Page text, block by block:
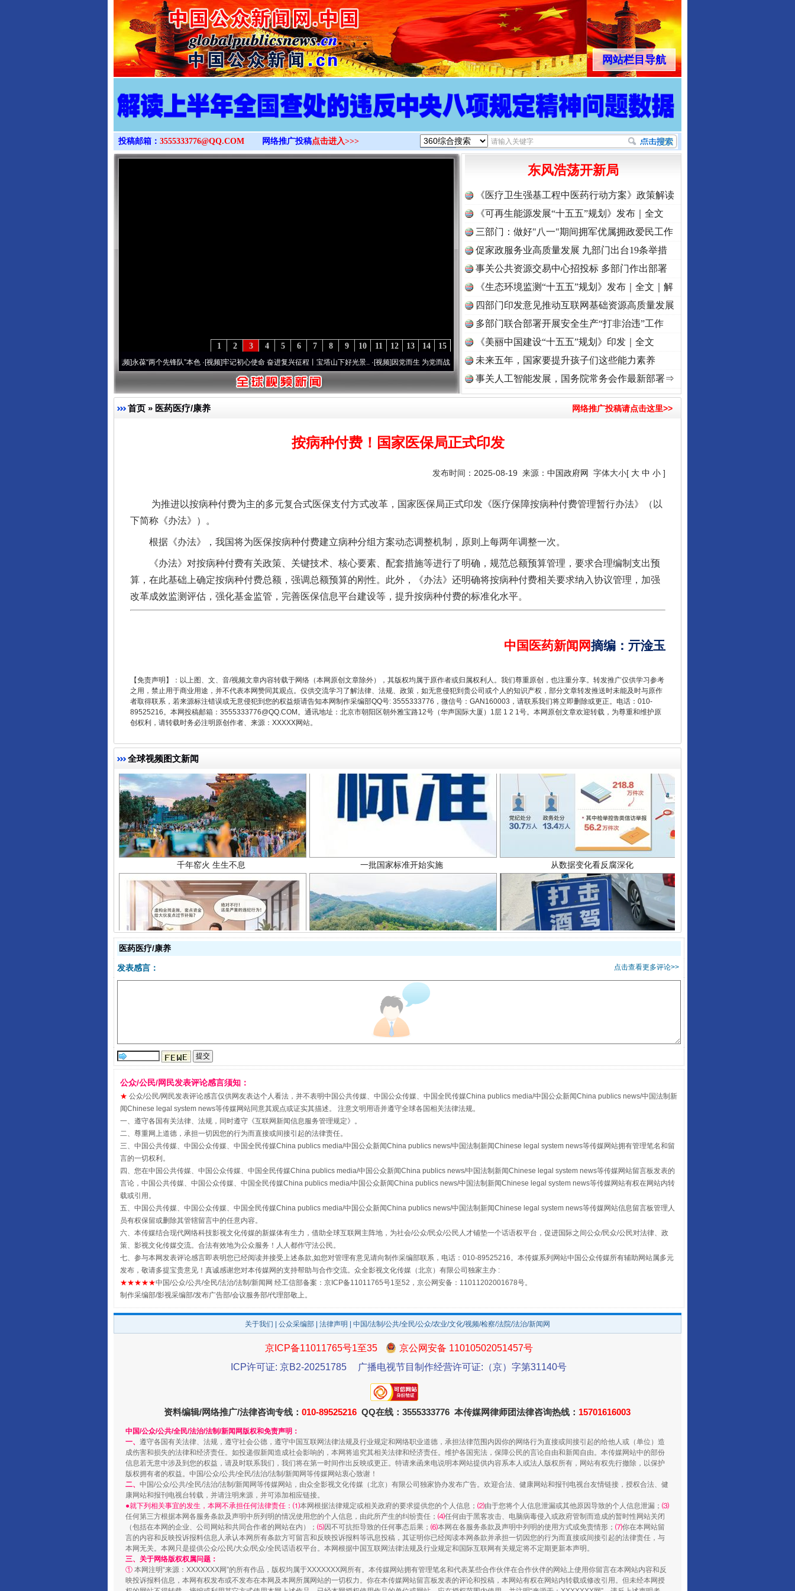
>
网站栏目导航
投稿邮箱： 3555333776@QQ.COM 网络推广投稿点击进入>>>
15
14
13
12
11
10
9
8
7
6
5
4
3
2
1
永葆“两个先锋队”本色·[视频]牢记初心使命 奋进复兴征程丨宝塔山下好光景..·[视频]因党而生 为党而战——百年“纪”事⑧加强纪律..·[视频]牢记初心使命 奋进复兴征程丨“转折之城”激荡..
东风浩荡开新局
《医疗卫生强基工程中医药行动方案》政策解读
《可再生能源发展“十五五”规划》发布｜全文
三部门：做好"八一"期间拥军优属拥政爱民工作
促家政服务业高质量发展 九部门出台19条举措
事关公共资源交易中心招投标 多部门作出部署
《生态环境监测“十五五”规划》发布｜全文｜解
读
四部门印发意见推动互联网基础资源高质量发展
多部门联合部署开展安全生产“打非治违”工作
《美丽中国建设“十五五”规划》印发｜全文
未来五年，国家要提升孩子们这些能力素养
事关人工智能发展，国务院常务会作最新部署⇒
首页 » 医药医疗/康养 网络推广投稿请点击这里>>
按病种付费！国家医保局正式印发
发布时间：2025-08-19 来源： 中国政府网 字体大小[ 大 中 小 ]
为推进以按病种付费为主的多元复合式医保支付方式改革，国家医保局正式印发《医疗保障按病种付费管理暂行办法》（以
下简称《办法》）。
根据《办法》，我国将为医保按病种付费建立病种分组方案动态调整机制，原则上每两年调整一次。
《办法》对按病种付费有关政策、关键技术、核心要素、配套措施等进行了明确，规范总额预算管理，要求合理编制支出预
算，在此基础上确定按病种付费总额，强调总额预算的刚性。此外，《办法》还明确将按病种付费相关要求纳入协议管理，加强
改革成效监测评估，强化基金监管，完善医保信息平台建设等，提升按病种付费的标准化水平。
中国医药新闻网摘编 ： 亓淦玉
【免责声明】：以上图、文、音/视频文章内容转载于网络（本网原创文章除外），其版权均属于原作者或归属权利人。我们尊重原创，也注重分享。转发推广仅供学习参考
之用，禁止用于商业用途，并不代表本网赞同其观点。仅供交流学习了解法律、法规、政策，如无意侵犯到贵公司或个人的知识产权，部分文章转发推送时未能及时与原作
者取得联系，若来源标注错误或无意侵犯到您的权益烦请告知本网制作采编部QQ号: 3555333776，微信号：GAN160003，请联系我们将立即删除或更正。电话：010-
89525216。本网投稿邮箱：3555333776@QQ.COM。通讯地址：北京市朝阳区朝外雅宝路12号（华声国际大厦）1层 1 2 1号。本网原创文章欢迎转载，为尊重和维护原
创权利，请转载时务必注明原创作者、来源：XXXXX网站。
全球视频图文新闻
完善运行机制助力责任有效落实 一纸欠条伤亲情 巡回调解促和解.. 行业协会接连发公告
千年窑火 生生不息 一批国家标准开始实施 从数据变化看反腐深化
酒驾未被当场查获能处罚吗
受贿1.44亿！段成刚被判无期
全民健身五年计划来了！等你上场 事关残疾人未来5年
阿坝州三大球赛在茂县开幕 规模最大的光氢储一体化项目 走走走！国家喊你健身啦
医药医疗/康养
点击查看更多评论>>
发表感言：
公众/公民/网民发表评论感言须知：
★ 公众/公民/网民发表评论感言仅供网友表达个人看法，并不表明中国公共传媒、中国公众传媒、中国全民传媒China publics media/中国公众新闻China publics news/中国法制新
闻Chinese legal system news等传媒网站同意其观点或证实其描述。 注意文明用语并遵守全球各国相关法律法规。
一、遵守各国有关法律、法规，同时遵守《互联网新闻信息服务管理规定》。
二、尊重网上道德，承担一切因您的行为而直接或间接引起的法律责任。
三、中国公共传媒、中国公众传媒、中国全民传媒China publics media/中国公众新闻China publics news/中国法制新闻Chinese legal system news等传媒网站拥有管理笔名和留
言的一切权利。
四、您在中国公共传媒、中国公众传媒、中国全民传媒China publics media/中国公众新闻China publics news/中国法制新闻Chinese legal system news等传媒网站留言板发表的
言论，中国公共传媒、中国公众传媒、中国全民传媒China publics media/中国公众新闻China publics news/中国法制新闻Chinese legal system news等传媒网站有权在网站内转
载或引用。
五、中国公共传媒、中国公众传媒、中国全民传媒China publics media/中国公众新闻China publics news/中国法制新闻Chinese legal system news等传媒网站信息留言板管理人
员有权保留或删除其管辖留言中的任意内容。
六、本传媒结合现代网络科技影视文化传媒的新媒体有生力，借助全球互联网主阵地，为社会/公众/民众/公民人才铺垫一个话语权平台，促进国际之间公众/民众/公民对法律、政
策、影视文化传媒交流。合法有效地为公众服务！人人都作守法公民。
七、参与本网发表评论感言即表明您已经阅读并接受上述条款,如您对管理有意见请向制作采编部联系，电话：010-89525216。本传媒系列网站中国公众传媒所有辅助网站属多元
发布，敬请多提宝贵意见！真诚感谢您对本传媒网的支持帮助与合作交流。众全影视文化传媒（北京）有限公司独家主办 :
★★★★★中国/公众/公共/全民/法治/法制/新闻网 经工信部备案：京ICP备11011765号1至52，京公网安备：11011202001678号。
制作采编部/影视采编部/发布广告部/会议服务部/代理部敬上。
关于我们 公众采编部 法律声明 | 中国/法制/公共/全民/公众/农业/文化/视频/检察/法院/法治/新闻网
京ICP备11011765号1至35
京公网安备 11010502051457号
ICP许可证: 京B2-20251785
广播电视节目制作经营许可证:（京）字第31140号
资料编辑/网络推广/法律咨询专线： 010-89525216 QQ在线：3555333776 本传媒网律师团法律咨询热线： 15701616003
中国/公众/公共/全民/法治/法制/新闻网版权和免责声明：
一、 遵守各国有关法律、法规，遵守社会公德，遵守中国互联网法律法规及行业规定和网络职业道德，承担法律范围内因你的网络行为直接或间接引起的给他人或（单位）造
成伤害和损失的法律和经济责任。如投递假新闻造成社会影响的，本网将追究其相关法律和经济责任。维护各国宪法，保障公民的言论自由和新闻自由。本传媒网站中的部份
信息若无意中涉及到您的权益，请及时联系我们，我们将在第一时间作出反映或更正。特请来函来电说明本网站提供内容系本人或法人版权所有，网站有权先行撤除，以保护
版权拥有者的权益。中国/公众/公共/全民/法治/法制/新闻网等传媒网站衷心致谢！
二、 中国/公众/公共/全民/法治/法制/新闻网等传媒网站，由众全影视文化传媒（北京）有限公司独家协办发布广告。欢迎合法、健康网站和报刊电视台友情链接，授权合法、健
康网站和报刊电视台转载，并请注明来源，并可添加相应链接。
●就下列相关事宜的发生，本网不承担任何法律责任：⑴本网根据法律规定或相关政府的要求提供您的个人信息； ⑵由于您将个人信息泄漏或其他原因导致的个人信息泄漏； ⑶
任何第三方根据本网各服务条款及声明中所列明的情况使用您的个人信息，由此所产生的纠纷责任； ⑷任何由于黑客攻击、电脑病毒侵入或政府管制而造成的暂时性网站关闭
（包括在本网的企业、公司网站和共同合作者的网站在内）； ⑸因不可抗拒导致的任何事态后果； ⑹本网在各服务条款及声明中列明的使用方式或免责情形； ⑺你在本网站留
言的内容和反映投诉报料信息人承认本网所有条款方可留言和反映投诉报料等讯息投稿，其证明你已经阅读本网条款并承担一切因您的行为而直接或间接引起的法律责任，与
本网无关。本网只是提供公众/公民/大众/民众/全民话语权平台。本网根据中国互联网法律法规及行业规定和国际互联网有关规定将不定期更新本声明。
三、关于网络版权权属问题：
① 本网注明“来源：XXXXXXX网”的所有作品，版权均属于XXXXXXX网所有。本传媒网站拥有管理笔名和代表某些合作伙伴在合作伙伴的网站上使用你留言在本网站内容和反
映投诉报料信息，本网有权发布或不发布在本网及本网所属网站的一切权力。你在本传媒网站留言板发表的评论和投稿，本网站有权在网站内转载或修改引用。但未经本网授